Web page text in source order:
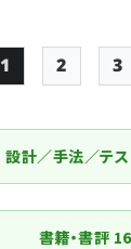
ペー
ジ
送
り
Page
1
Page
2
3
設計／手法／テ
書籍・書評